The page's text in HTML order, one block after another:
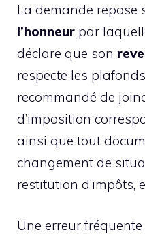
La demande repose
l’honneur par
déclare que son
respecte les
recommandé de
d’imposition
ainsi que tout
changement de
restitution d’impôts,
Une erreur